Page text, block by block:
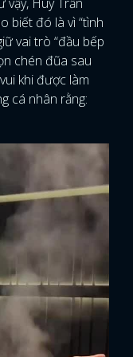
biết đó là vì “tình
vai trò “đầu bếp
chén đũa sau
khi được làm
cá nhân rằng: